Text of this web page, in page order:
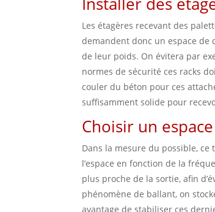
Les étagères recevant des
demandent donc un espace
de leur poids. On évitera par
normes de sécurité ces racks
couler du béton pour ces
suffisamment solide pour
Choisir un
Dans la mesure du possible,
l’espace en fonction de la
plus proche de la sortie, afin
phénomène de ballant, on
avantage de stabiliser ces